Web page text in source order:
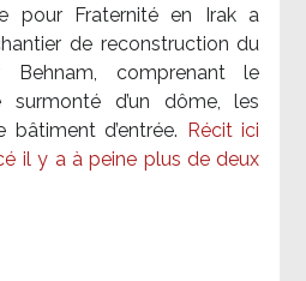
pour Fraternité en Irak a
de reconstruction du
Behnam, comprenant le
surmonté d’un dôme, les
bâtiment d’entrée.
Récit ici
il y a à peine plus de deux